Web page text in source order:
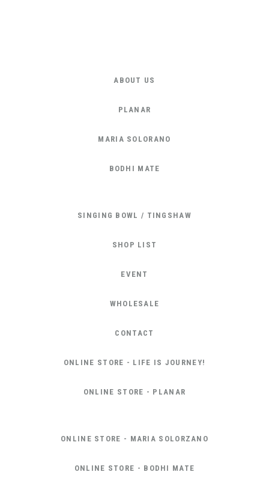
ABOUT US
PLANAR
MARIA SOLORANO
BODHI MATE
SINGING BOWL / TINGSHAW
SHOP LIST
EVENT
WHOLESALE
CONTACT
ONLINE STORE - LIFE IS JOURNEY!
ONLINE STORE - PLANAR
ONLINE STORE - MARIA SOLORZANO
ONLINE STORE - BODHI MATE